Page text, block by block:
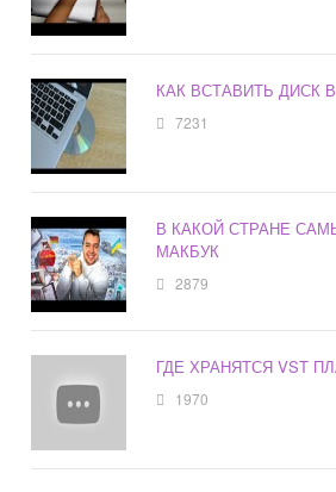
КАК ВСТАВИТЬ ДИСК
7231
В КАКОЙ СТРАНЕ
МАКБУК
2879
ГДЕ ХРАНЯТСЯ VST
1970